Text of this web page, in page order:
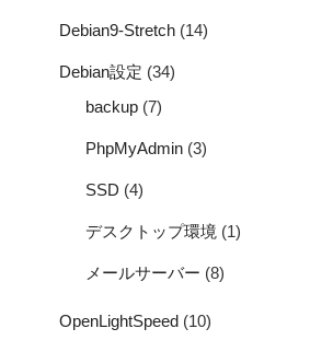
Debian9-Stretch (14)
Debian設定 (34)
backup (7)
PhpMyAdmin (3)
SSD (4)
デスクトップ環境 (1)
メールサーバー (8)
OpenLightSpeed (10)